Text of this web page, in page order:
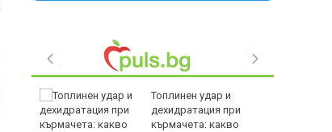
Топлинен удар и
дехидратация при
кърмачета: какво